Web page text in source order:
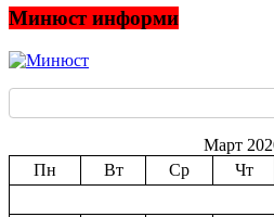
Минюст информи
Март
Пн
Вт Ср Чт